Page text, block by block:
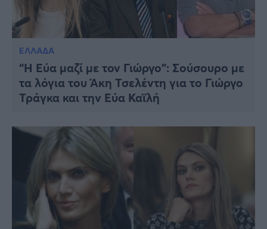
ΕΛΛΑΔΑ
“Η Εύα μαζί με τον Γιώργο”: Σούσουρο με
τα λόγια του Άκη Τσελέντη για το Γιώργο
Τράγκα και την Εύα Καϊλή